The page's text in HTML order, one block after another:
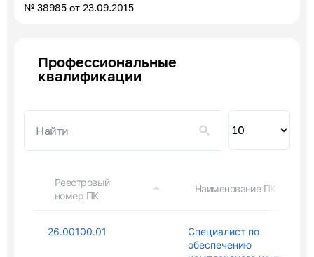
№ 38985 от 23.09.2015
Профессиональные
квалификации
Реестровый
номер ПК
Наименование ПК
26.00100.01
Специалист по
обеспечению